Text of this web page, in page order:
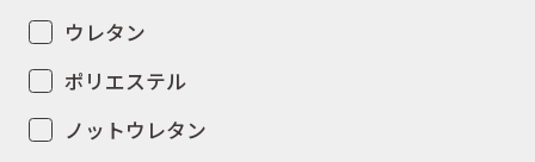
ウレタン
ポリエステル
ノットウレタン